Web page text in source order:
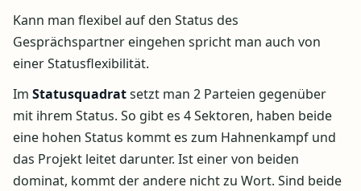
Kann man flexibel auf den Status des
Gesprächspartner eingehen spricht man auch von
einer Statusflexibilität.
Im Statusquadratsetzt man 2 Parteien gegenüber
mit ihrem Status. So gibt es 4 Sektoren, haben beide
eine hohen Status kommt es zum Hahnenkampf und
das Projekt leitet darunter. Ist einer von beiden
dominat, kommt der andere nicht zu Wort. Sind beide